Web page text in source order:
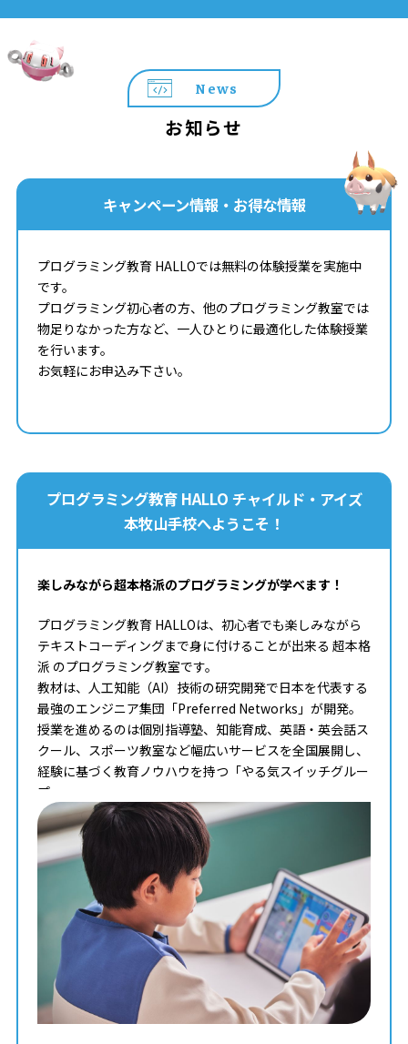
News
お知らせ
キャンペーン情報・お得な情報
プログラミング教育 HALLOでは無料の体験授業を実施中
です。
プログラミング初心者の方、他のプログラミング教室では
物足りなかった方など、一人ひとりに最適化した体験授業
を行います。
お気軽にお申込み下さい。
プログラミング教育 HALLO チャイルド・アイズ
本牧山手校へようこそ！
楽しみながら超本格派のプログラミングが学べます！
プログラミング教育 HALLOは、初心者でも楽しみながら
テキストコーディングまで身に付けることが出来る 超本格
派 のプログラミング教室です。
教材は、人工知能（AI）技術の研究開発で日本を代表する
最強のエンジニア集団「Preferred Networks」が開発。
授業を進めるのは個別指導塾、知能育成、英語・英会話ス
クール、スポーツ教室など幅広いサービスを全国展開し、
経験に基づく教育ノウハウを持つ「やる気スイッチグルー
プ」。
タイピングからコンピュータサイエンスまで学べる最高の
教材を使って、一人ひとりのペースや理解度に合わせた個
別最適化レッスンでプログラミングを学ぶことが出来ま
まずはお気軽に無料体験授業にご参加下さい。
料金やカリキュラムなどに関してもご説明致します。